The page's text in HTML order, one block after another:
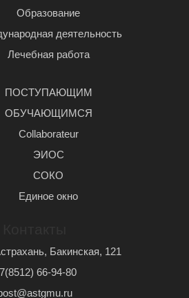
Образование
деятельность
Лечебная работа
ПОСТУПАЮЩИМ
ОБУЧАЮЩИМСЯ
Сollaborateur
ЭИОС
СОКО
Единое окно
Бакинская, 121
66-94-80